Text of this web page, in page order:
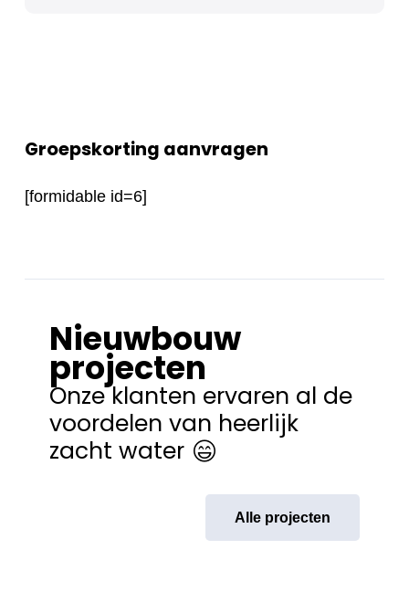
Groepskorting aanvragen
[formidable id=6]
Nieuwbouw
projecten
Onze klanten ervaren al de
voordelen van heerlijk
zacht water
Alle projecten